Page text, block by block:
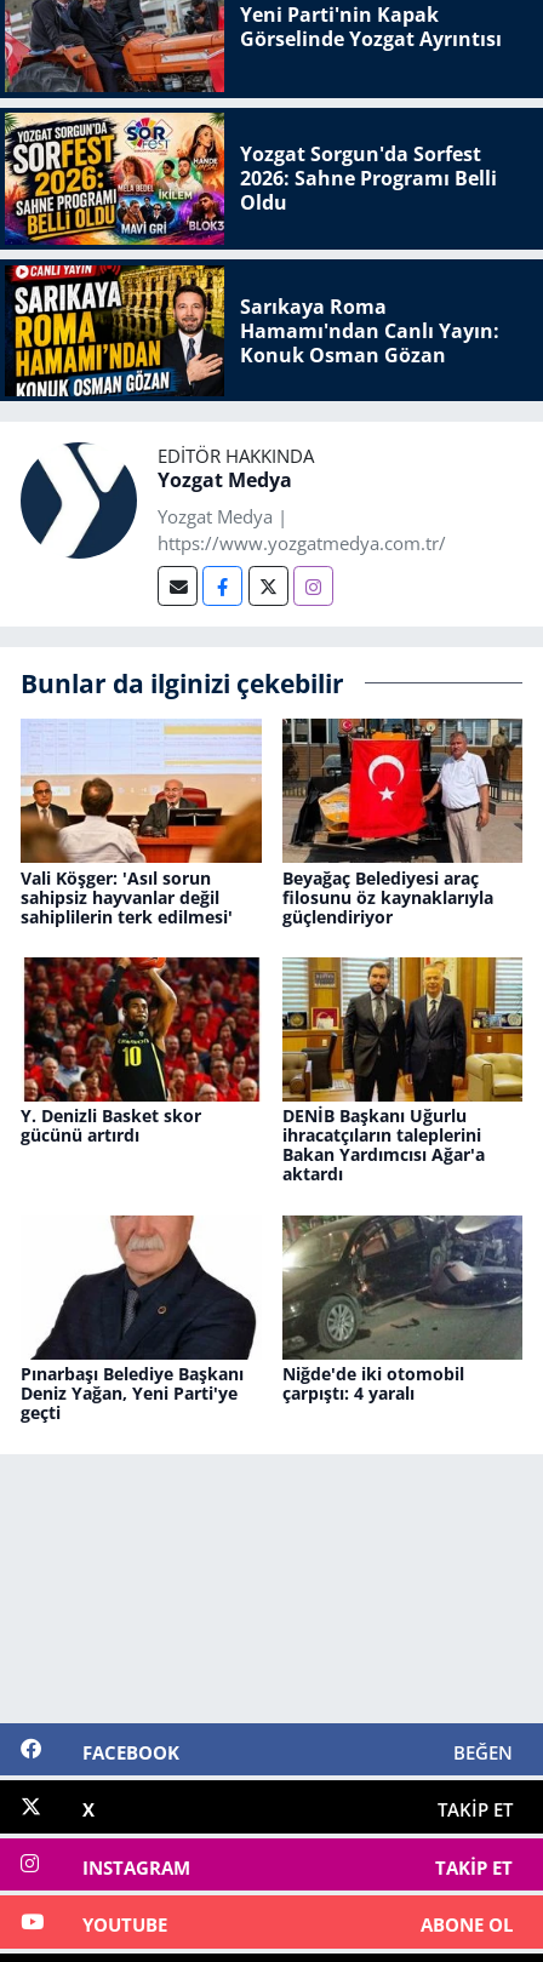
Yeni Parti'nin Kapak
Görselinde Yozgat Ayrıntısı
Yozgat Sorgun'da Sorfest
2026: Sahne Programı Belli
Oldu
Sarıkaya Roma
Hamamı'ndan Canlı Yayın:
Konuk Osman Gözan
EDITÖR HAKKINDA
Yozgat Medya
Yozgat Medya |
https://www.yozgatmedya.com.tr/
Bunlar da ilginizi çekebilir
Vali Köşger: 'Asıl sorun
sahipsiz hayvanlar değil
sahiplilerin terk edilmesi'
Beyağaç Belediyesi araç
filosunu öz kaynaklarıyla
güçlendiriyor
Y. Denizli Basket skor
gücünü artırdı
DENİB Başkanı Uğurlu
ihracatçıların taleplerini
Bakan Yardımcısı Ağar'a
aktardı
Pınarbaşı Belediye Başkanı
Deniz Yağan, Yeni Parti'ye
geçti
Niğde'de iki otomobil
çarpıştı: 4 yaralı
FACEBOOK BEĞEN
X TAKIP ET
INSTAGRAM TAKIP ET
YOUTUBE ABONE OL